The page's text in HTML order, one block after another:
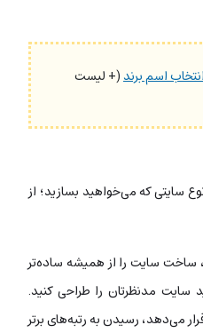
اسم برند(+ لیست
سایتی که می‌خواهید بسازید؛ از
ساخت سایت را از همیشه ساده‌تر
سایت مدنظرتان را طراحی کنید.
قرار می‌دهد، رسیدن به رتبه‌های برتر